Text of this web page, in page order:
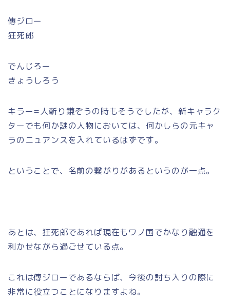
傳ジロー
狂死郎
でんじろー
きょうしろう
キラー=人斬り鎌ぞうの時もそうでしたが、新キャラク
ターでも何か謎の人物においては、何かしらの元キャ
ラのニュアンスを入れているはずです。
ということで、名前の繋がりがあるというのが一点。
あとは、狂死郎であれば現在もワノ国でかなり融通を
利かせながら過ごせている点。
これは傳ジローであるならば、今後の討ち入りの際に
非常に役立つことになりますよね。